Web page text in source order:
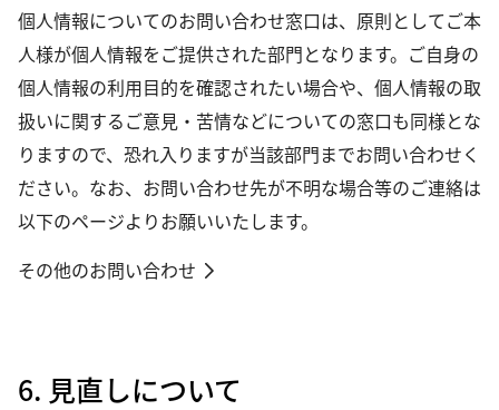
個人情報についてのお問い合わせ窓口は、原則としてご本
人様が個人情報をご提供された部門となります。ご自身の
個人情報の利用目的を確認されたい場合や、個人情報の取
扱いに関するご意見・苦情などについての窓口も同様とな
りますので、恐れ入りますが当該部門までお問い合わせく
ださい。なお、お問い合わせ先が不明な場合等のご連絡は
以下のページよりお願いいたします。
その他のお問い合わせ
6. 見直しについて